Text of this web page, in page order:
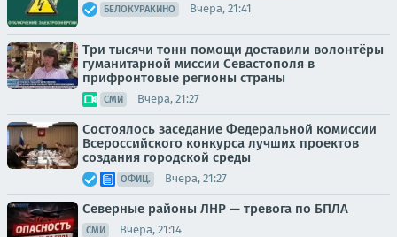
БЕЛОКУРАКИНО Вчера, 21:41
Три тысячи тонн помощи доставили волонтёры
гуманитарной миссии Севастополя в
прифронтовые регионы страны
СМИ Вчера, 21:27
Состоялось заседание Федеральной комиссии
Всероссийского конкурса лучших проектов
создания городской среды
ОФИЦ. Вчера, 21:27
Северные районы ЛНР — тревога по БПЛА
СМИ Вчера, 21:14